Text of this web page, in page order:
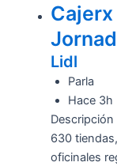
Cajerx
Lidl
Parla
Hace 3h
630
oficinales